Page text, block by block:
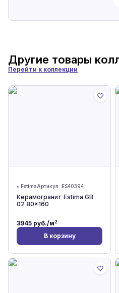
Другие товары
Перейти к коллекции
• EstimaАртикул: ES40394
Керамогранит Estima GB
02 80x160
3945 руб./м2
В корзину